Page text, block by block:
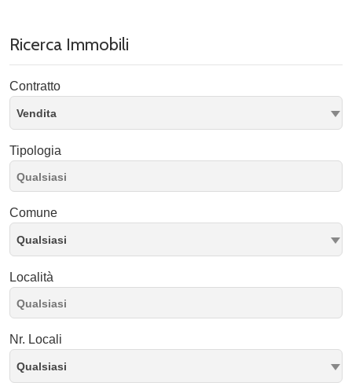
Ricerca Immobili
Contratto
Vendita
Tipologia
Comune
Qualsiasi
Località
Nr. Locali
Qualsiasi